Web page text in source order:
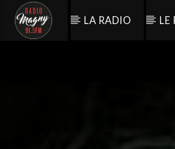
LA RADIO LE